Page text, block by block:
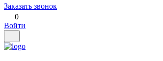
Заказать звонок
0
Войти